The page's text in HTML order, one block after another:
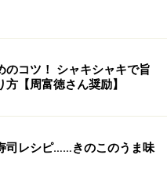
ょう切りか半月切りにす
戻して4つに切る。キャ
くは箸で突いて穴をあ
のコツ！ シャキシャキで旨
【周富徳さん奨励】
司レシピ……きのこのうま味